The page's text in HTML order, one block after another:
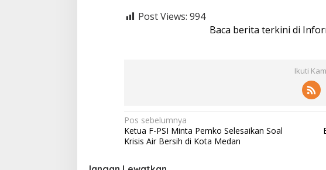
Post Views: 994
Baca berita terkini di
Ikuti
N
a
Pos sebelumnya
Ketua F-PSI Minta Pemko Selesaikan Soal
Krisis Air Bersih di Kota Medan